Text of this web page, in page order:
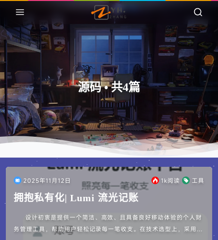
源码 • 共4篇
2025年11月12日 1k阅读 工具
拥抱私有化| Lumi 流光记账
设计初衷是提供一个简洁、高效、且具备良好移动体验的个人财
务管理工具，帮助用户轻松记录每一笔收支。在技术选型上，采用了